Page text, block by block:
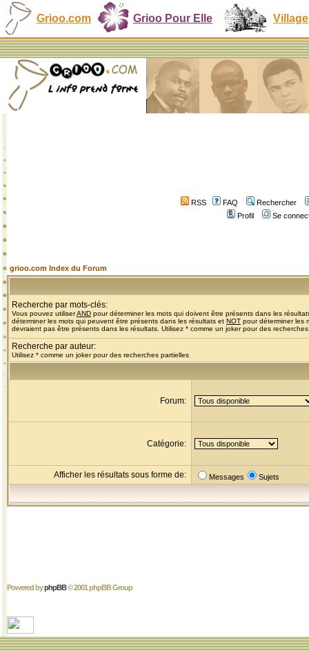
Grioo.com Grioo Pour Elle Village
RSS FAQ
Rechercher
Profil
Se
grioo.com Index du Forum
Recherche par mots-clés:
Vous pouvez utiliserAND pour déterminer les mots qui doivent être présents dans les
déterminer les mots qui peuvent être présents dans les résultats et NOT pour déterminer les
devraient pas être présents dans les résultats. Utilisez * comme un joker pour des
Recherche par auteur:
Utilisez * comme un joker pour des recherches partielles
Forum:
Catégorie:
Afficher les résultats sous forme de: Messages Sujets
Powered byphpBB© 2001 phpBB Group